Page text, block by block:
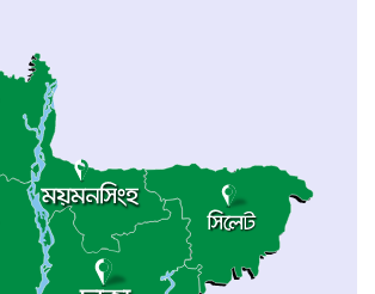
খুলনার রূপসায় অভিযান চালিয়ে ১০ কেজি
গাঁজাসহ দুইজন মাদক ব্যবসায়ীকে গ্রেফতার
করেছে র‍্যাব-৬
নওগাঁয় পানিতে ডুবে নবদম্পতির মৃত্যু, শয়ন ঘর
থেকে যুবকের মরদেহ উদ্ধার